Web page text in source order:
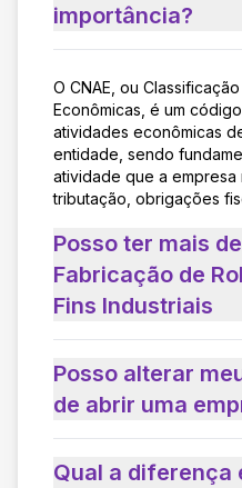
importância?
O CNAE, ou
Econômicas, é um
atividades econômicas
entidade, sendo
atividade que a
tributação, obrigações
Posso ter mais
Fabricação de
Fins Industriais
Posso alterar
de abrir uma
Qual a diferença